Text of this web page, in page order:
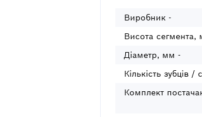
Виробник -
Висота сегмента,
Діаметр, мм -
Кількість зубців /
Комплект